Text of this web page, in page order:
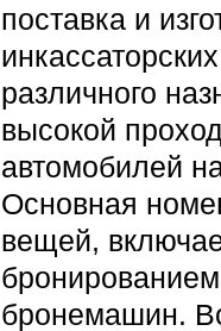
поставка и
различного
высокой
автомобилей
Основная
вещей,
бронированием
бронемашин.